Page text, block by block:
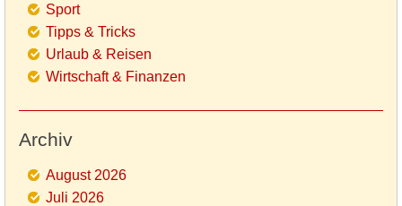
Sport
Tipps & Tricks
Urlaub & Reisen
Wirtschaft & Finanzen
Archiv
August 2026
Juli 2026